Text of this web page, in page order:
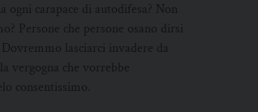
ogni carapace di autodifesa? Non
Persone che persone osano dirsi
lasciarci invadere da
vergogna che vorrebbe
consentissimo.